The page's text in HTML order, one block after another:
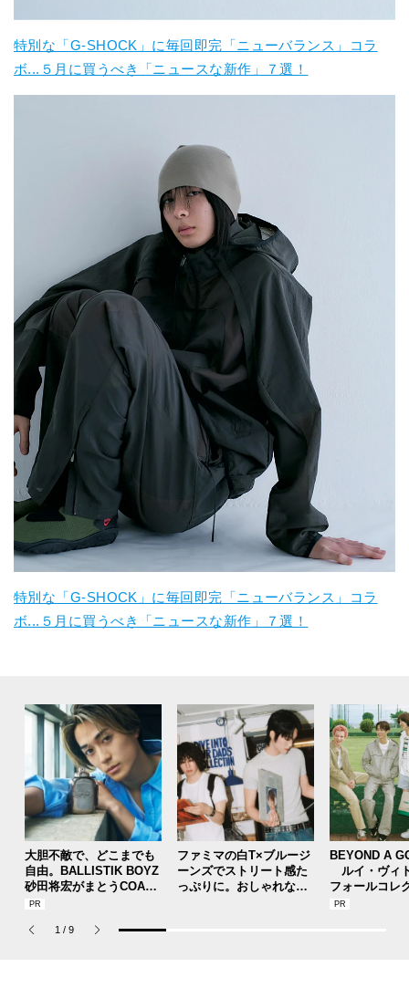
特別な「G-SHOCK」に毎回即完「ニューバランス」コラ
ボ...５月に買うべき「ニュースな新作」７選！
特別な「G-SHOCK」に毎回即完「ニューバランス」コラ
ボ...５月に買うべき「ニュースな新作」７選！
大胆不敵で、どこまでも
自由。BALLISTIK BOYZ
砂田将宏がまとうCOACH
の新作フレグランス「コ
パルファム」
ファミマの白T×ブルージ
ーンズでストリート感た
っぷりに。おしゃれな人
BEYOND A
ルイ・ヴィ
フォールコレ
描くプレッピ
1 / 9